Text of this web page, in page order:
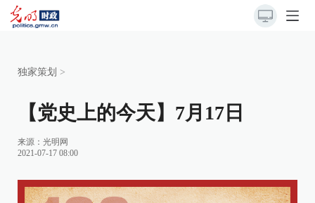
独家策划 >
【党史上的今天】7月17日
来源： 光明网
2021-07-17 08:00